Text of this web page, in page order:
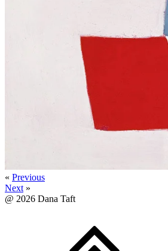
« Previous
Next »
@ 2026 Dana Taft